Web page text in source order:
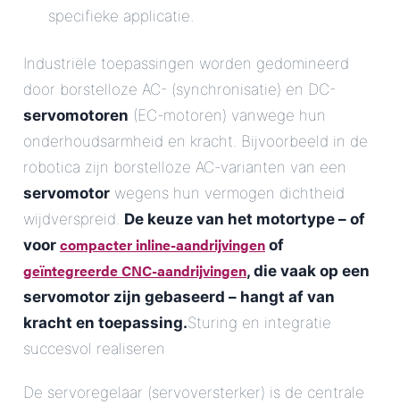
specifieke applicatie.
Industriële toepassingen worden gedomineerd
door borstelloze AC- (synchronisatie) en DC-
servomotoren (EC-motoren) vanwege hun
onderhoudsarmheid en kracht. Bijvoorbeeld in de
robotica zijn borstelloze AC-varianten van een
servomotor wegens hun vermogen dichtheid
wijdverspreid. De keuze van het motortype – of
voor compacter inline-aandrijvingen of
geïntegreerde CNC-aandrijvingen, die vaak op een
servomotor zijn gebaseerd – hangt af van
kracht en toepassing.Sturing en integratie
succesvol realiseren
De servoregelaar (servoversterker) is de centrale